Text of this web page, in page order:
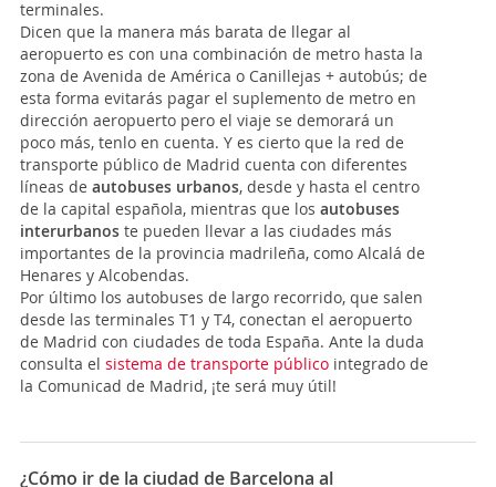
terminales.
Dicen que la manera más barata de llegar al
aeropuerto es con una combinación de metro hasta la
zona de Avenida de América o Canillejas + autobús; de
esta forma evitarás pagar el suplemento de metro en
dirección aeropuerto pero el viaje se demorará un
poco más, tenlo en cuenta. Y es cierto que la red de
transporte público de Madrid cuenta con diferentes
líneas de autobuses urbanos, desde y hasta el centro
de la capital española, mientras que los autobuses
interurbanos te pueden llevar a las ciudades más
importantes de la provincia madrileña, como Alcalá de
Henares y Alcobendas.
Por último los autobuses de largo recorrido, que salen
desde las terminales T1 y T4, conectan el aeropuerto
de Madrid con ciudades de toda España. Ante la duda
consulta el sistema de transporte público integrado de
la Comunicad de Madrid, ¡te será muy útil!
¿Cómo ir de la ciudad de Barcelona al